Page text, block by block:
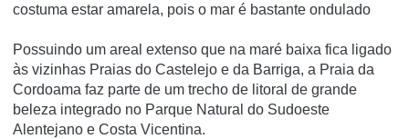
costuma estar amarela, pois o mar é bastante ondulado
Possuindo um areal extenso que na maré baixa fica ligado
às vizinhas Praias do Castelejo e da Barriga, a Praia da
Cordoama faz parte de um trecho de litoral de grande
beleza integrado no Parque Natural do Sudoeste
Alentejano e Costa Vicentina.